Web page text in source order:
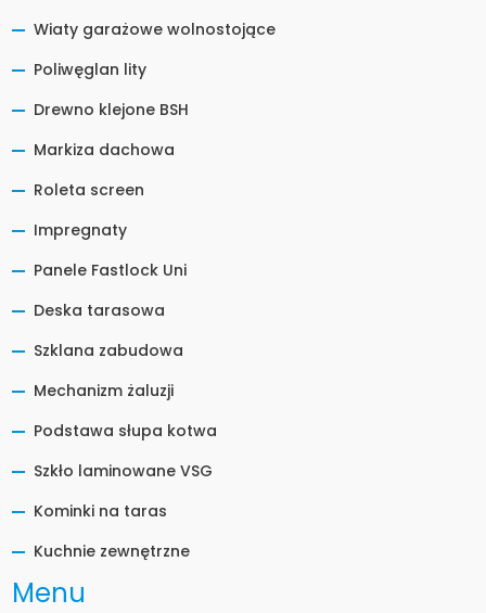
Wiaty garażowe wolnostojące
Poliwęglan lity
Drewno klejone BSH
Markiza dachowa
Roleta screen
Impregnaty
Panele Fastlock Uni
Deska tarasowa
Szklana zabudowa
Mechanizm żaluzji
Podstawa słupa kotwa
Szkło laminowane VSG
Kominki na taras
Kuchnie zewnętrzne
Menu